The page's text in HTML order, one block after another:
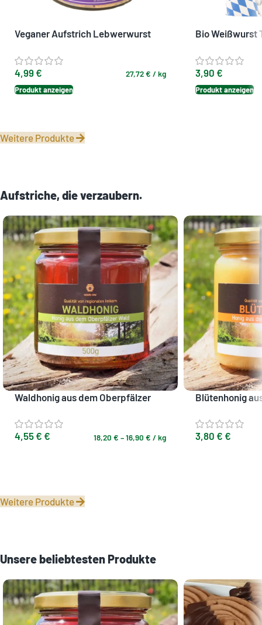
Veganer Aufstrich Lebwerwurst
Brotaufstrich aus Bayern
4,99 € 27,72€ /kg
Produkt anzeigen
Bio Weißwurst
Sojabohnen
3,90 €
Produkt anzeigen
Weitere Produkte
Aufstriche, die verzaubern.
Waldhonig aus dem Oberpfälzer
4,55 € € 18,20 € –16,90 € /kg
Blütenhonig
3,80 € €
Weitere Produkte
Unsere beliebtesten Produkte